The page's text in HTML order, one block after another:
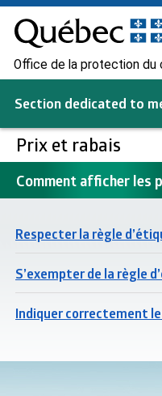
Office de la protection du
Section dedicated to
Prix et rabais
Comment afficher les
Respecter la règle
S’exempter de la règle
Indiquer correctement